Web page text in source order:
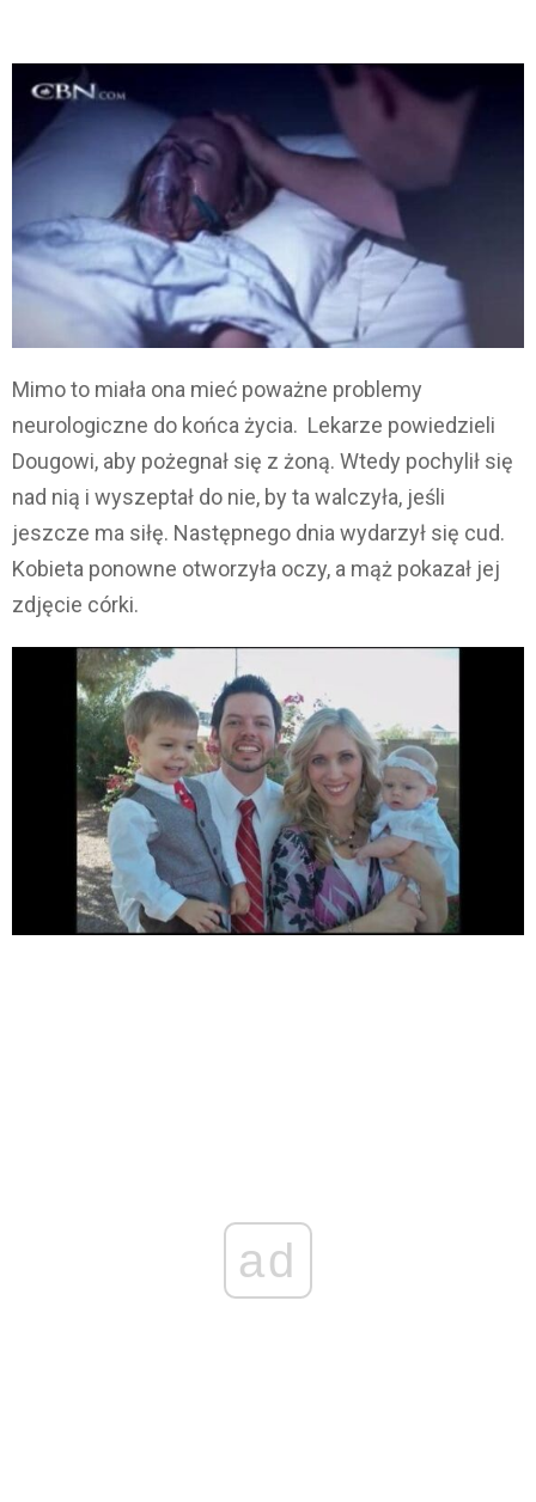
Mimo to miała ona mieć poważne problemy
neurologiczne do końca życia. Lekarze powiedzieli
Dougowi, aby pożegnał się z żoną. Wtedy pochylił się
nad nią i wyszeptał do nie, by ta walczyła, jeśli
jeszcze ma siłę. Następnego dnia wydarzył się cud.
Kobieta ponowne otworzyła oczy, a mąż pokazał jej
zdjęcie córki.
ad